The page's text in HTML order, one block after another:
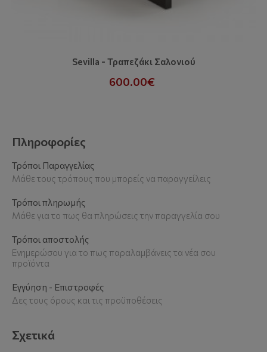
Sevilla - Τραπεζάκι Σαλονιού
600.00€
Πληροφορίες
Τρόποι Παραγγελίας
Μάθε τους τρόπους που μπορείς να παραγγείλεις
Τρόποι πληρωμής
Μάθε για το πως θα πληρώσεις την παραγγελία σου
Τρόποι αποστολής
Ενημερώσου για το πως παραλαμβάνεις τα νέα σου
προϊόντα
Εγγύηση - Επιστροφές
Δες τους όρους και τις προϋποθέσεις
Σχετικά